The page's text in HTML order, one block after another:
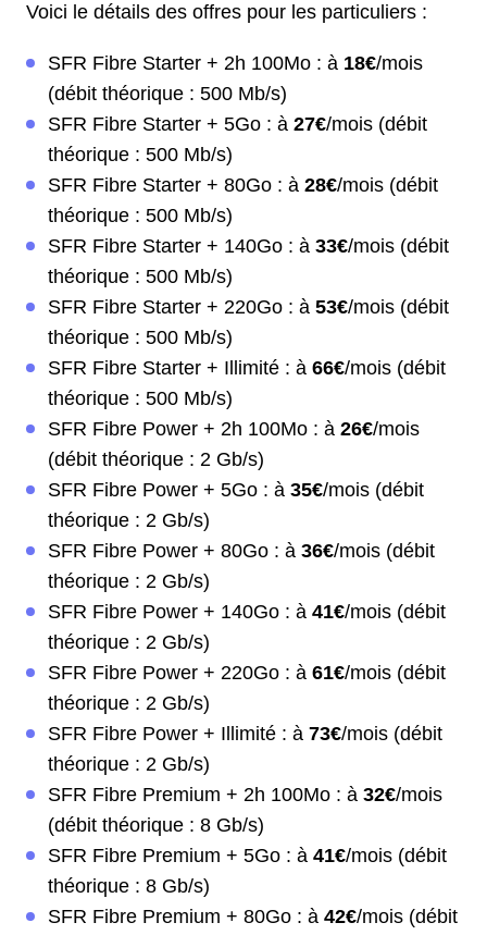
Voici le détails des offres pour les particuliers :
SFR Fibre Starter + 2h 100Mo : à 18€/mois
(débit théorique : 500 Mb/s)
SFR Fibre Starter + 5Go : à 27€/mois (débit
théorique : 500 Mb/s)
SFR Fibre Starter + 80Go : à 28€/mois (débit
théorique : 500 Mb/s)
SFR Fibre Starter + 140Go : à 33€/mois (débit
théorique : 500 Mb/s)
SFR Fibre Starter + 220Go : à 53€/mois (débit
théorique : 500 Mb/s)
SFR Fibre Starter + Illimité : à 66€/mois (débit
théorique : 500 Mb/s)
SFR Fibre Power + 2h 100Mo : à 26€/mois
(débit théorique : 2 Gb/s)
SFR Fibre Power + 5Go : à 35€/mois (débit
théorique : 2 Gb/s)
SFR Fibre Power + 80Go : à 36€/mois (débit
théorique : 2 Gb/s)
SFR Fibre Power + 140Go : à 41€/mois (débit
théorique : 2 Gb/s)
SFR Fibre Power + 220Go : à 61€/mois (débit
théorique : 2 Gb/s)
SFR Fibre Power + Illimité : à 73€/mois (débit
théorique : 2 Gb/s)
SFR Fibre Premium + 2h 100Mo : à 32€/mois
(débit théorique : 8 Gb/s)
SFR Fibre Premium + 5Go : à 41€/mois (débit
théorique : 8 Gb/s)
SFR Fibre Premium + 80Go : à 42€/mois (débit